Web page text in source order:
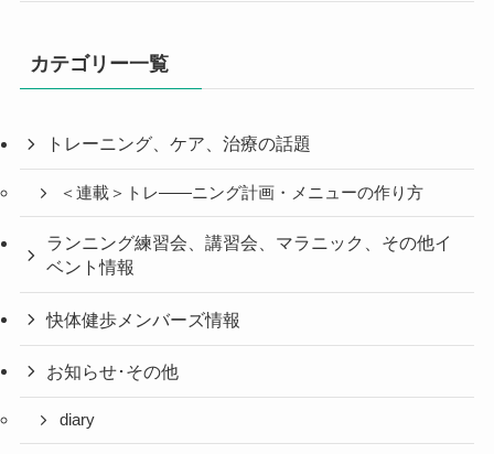
カテゴリー一覧
トレーニング、ケア、治療の話題
＜連載＞トレ――ニング計画・メニューの作り方
ランニング練習会、講習会、マラニック、その他イ
ベント情報
快体健歩メンバーズ情報
お知らせ･その他
diary